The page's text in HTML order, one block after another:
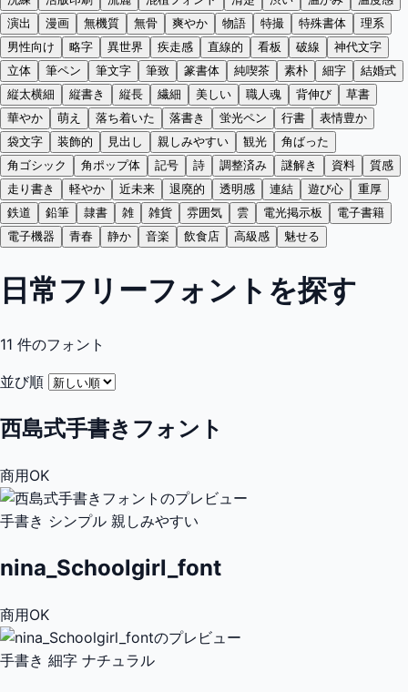
演出
漫画 無機質 無骨 爽やか 物語 特撮 特殊書体
理系
男性向け
略字 異世界 疾走感 直線的 看板 破線
神代文字
立体
筆ペン 筆文字 筆致 篆書体 純喫茶 素朴 細字
結婚式
縦太横細
縦書き 縦長 繊細 美しい 職人魂 背伸び
草書
華やか
萌え 落ち着いた 落書き 蛍光ペン 行書
表情豊か
袋文字
装飾的 見出し 親しみやすい 観光
角ばった
角ゴシック
角ポップ体 記号 詩 調整済み 謎解き 資料
質感
走り書き
軽やか 近未来 退廃的 透明感 連結 遊び心
重厚
鉄道
鉛筆 隷書 雑 雑貨 雰囲気 雲 電光掲示板
電子書籍
電子機器
青春 静か 音楽 飲食店 高級感 魅せる
日常フリーフォントを探す
11 件のフォント
並び順
西島式手書きフォント
商用OK
手書き シンプル 親しみやすい
nina_Schoolgirl_font
商用OK
手書き 細字 ナチュラル